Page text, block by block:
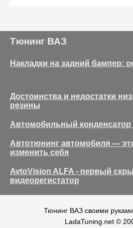
Тюнинг ВАЗ
Накладки на задний бампер:
Достоинства и недостатки
резины
Автомобильный конденсатор
Автотюнинг автомобиля —
изменить себя
AvtoVision ALFA - первый
видеорегистатор
Тюнинг ВАЗ своими
LadaTuning.net ©